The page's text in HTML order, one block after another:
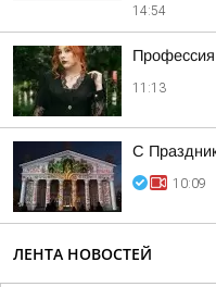
14:54
11:13
С
10:09
ЛЕНТА НОВОСТЕЙ